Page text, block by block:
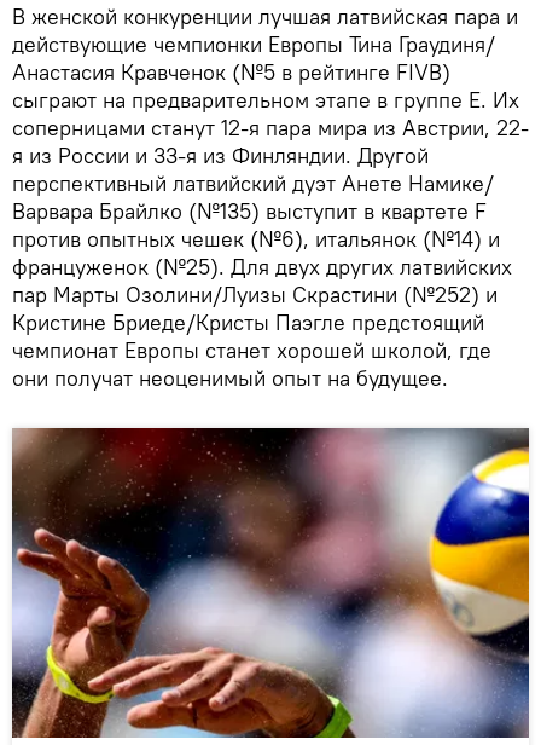
В женской конкуренции лучшая латвийская пара и
действующие чемпионки Европы Тина Граудиня/
Анастасия Кравченок (№5 в рейтинге FIVB)
сыграют на предварительном этапе в группе Е. Их
соперницами станут 12-я пара мира из Австрии, 22-
я из России и 33-я из Финляндии. Другой
перспективный латвийский дуэт Анете Намике/
Варвара Брайлко (№135) выступит в квартете F
против опытных чешек (№6), итальянок (№14) и
француженок (№25). Для двух других латвийских
пар Марты Озолини/Луизы Скрастини (№252) и
Кристине Бриеде/Кристы Паэгле предстоящий
чемпионат Европы станет хорошей школой, где
они получат неоценимый опыт на будущее.